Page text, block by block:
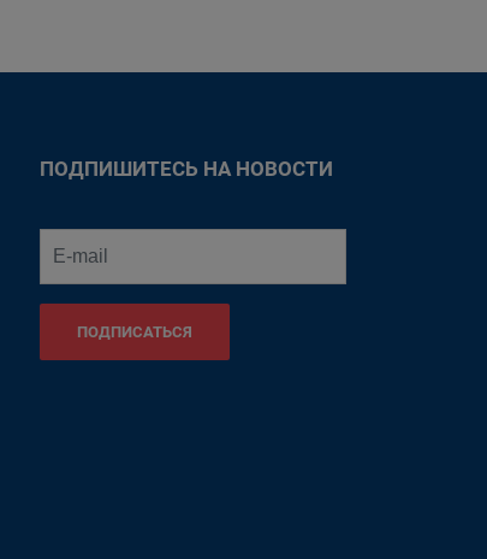
ПОДПИШИТЕСЬ НА НОВОСТИ
ПОДПИСАТЬСЯ